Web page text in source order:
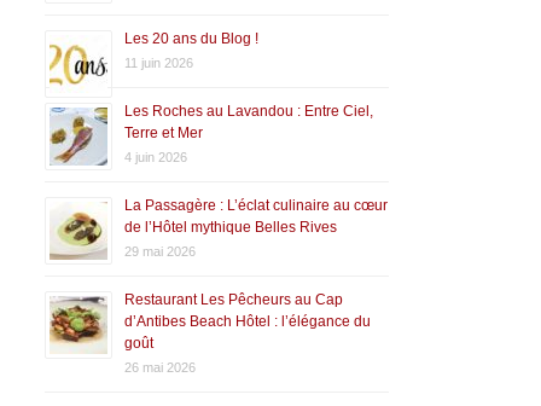
Les 20 ans du Blog !
11 juin 2026
Les Roches au Lavandou : Entre Ciel,
Terre et Mer
4 juin 2026
La Passagère : L’éclat culinaire au cœur
de l’Hôtel mythique Belles Rives
29 mai 2026
Restaurant Les Pêcheurs au Cap
d’Antibes Beach Hôtel : l’élégance du
goût
26 mai 2026